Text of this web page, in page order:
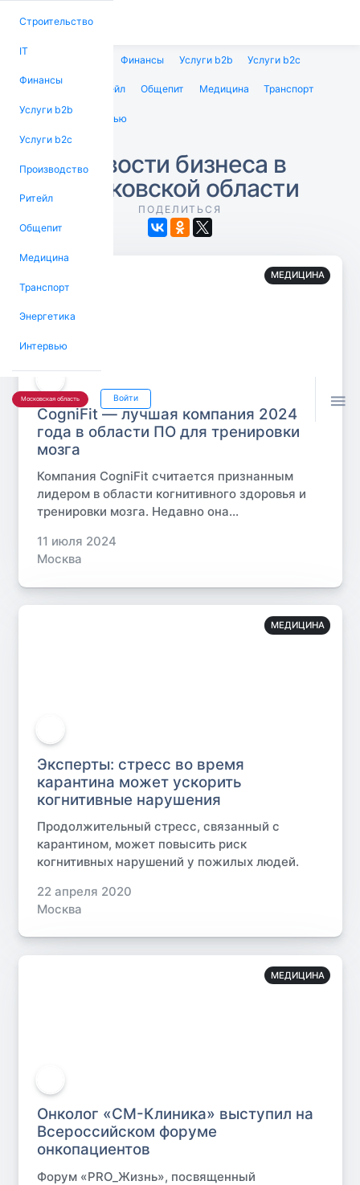
Строительство
IT
Финансы
Услуги b2b
Услуги b2c
Производство
Ритейл
Общепит
Медицина
Транспорт
Энергетика
Интервью
Московская область Войти 
Финансы Услуги b2b Услуги b2c
Ритейл Общепит Медицина Транспорт
Энергетика Интервью
Новости бизнеса в
Московской области
ПОДЕЛИТЬСЯ
МЕДИЦИНА
CogniFit — лучшая компания 2024
года в области ПО для тренировки
мозга
Компания CogniFit считается признанным
лидером в области когнитивного здоровья и
тренировки мозга. Недавно она...
11 июля 2024
Москва
МЕДИЦИНА
Эксперты: стресс во время
карантина может ускорить
когнитивные нарушения
Продолжительный стресс, связанный с
карантином, может повысить риск
когнитивных нарушений у пожилых людей.
22 апреля 2020
Москва
МЕДИЦИНА
Онколог «СМ-Клиника» выступил на
Всероссийском форуме
онкопациентов
Форум «PRO_Жизнь», посвященный